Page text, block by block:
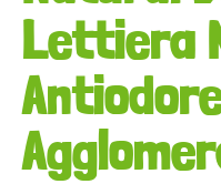
Lettiera